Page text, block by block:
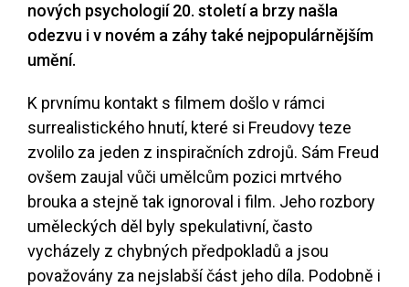
nových psychologií 20. století a brzy našla
odezvu i v novém a záhy také nejpopulárnějším
umění.
K prvnímu kontakt s filmem došlo v rámci
surrealistického hnutí, které si Freudovy teze
zvolilo za jeden z inspiračních zdrojů. Sám Freud
ovšem zaujal vůči umělcům pozici mrtvého
brouka a stejně tak ignoroval i film. Jeho rozbory
uměleckých děl byly spekulativní, často
vycházely z chybných předpokladů a jsou
považovány za nejslabší část jeho díla. Podobně i